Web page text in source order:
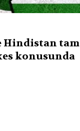
Hindistan tam
konusunda